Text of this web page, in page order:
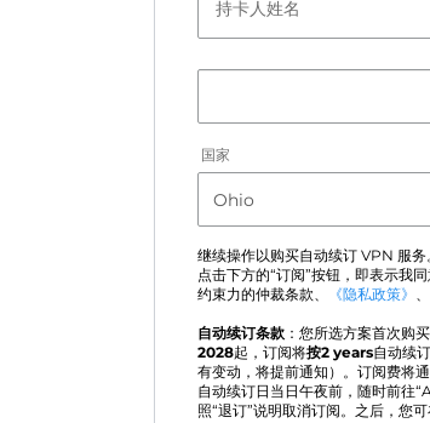
持卡人姓名
国家
继续操作以购买自动续订 VPN 服务
点击下方的“订阅”按钮，即表示我
约束力的仲裁条款、
《隐私政策》 、
自动续订条款 ：您所选方案首次购
2028起，订阅将按2 years自动续
有变动，将提前通知）。订阅费将
自动续订日当日午夜前，随时前往
照“退订”说明取消订阅。之后，您